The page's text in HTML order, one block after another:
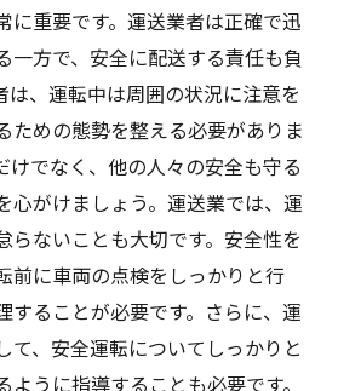
に重要です。運送業者は正確で迅
一方で、安全に配送する責任も負
は、運転中は周囲の状況に注意を
ための態勢を整える必要がありま
けでなく、他の人々の安全も守る
心がけましょう。運送業では、運
らないことも大切です。安全性を
前に車両の点検をしっかりと行
することが必要です。さらに、運
て、安全運転についてしっかりと
うに指導することも必要です。